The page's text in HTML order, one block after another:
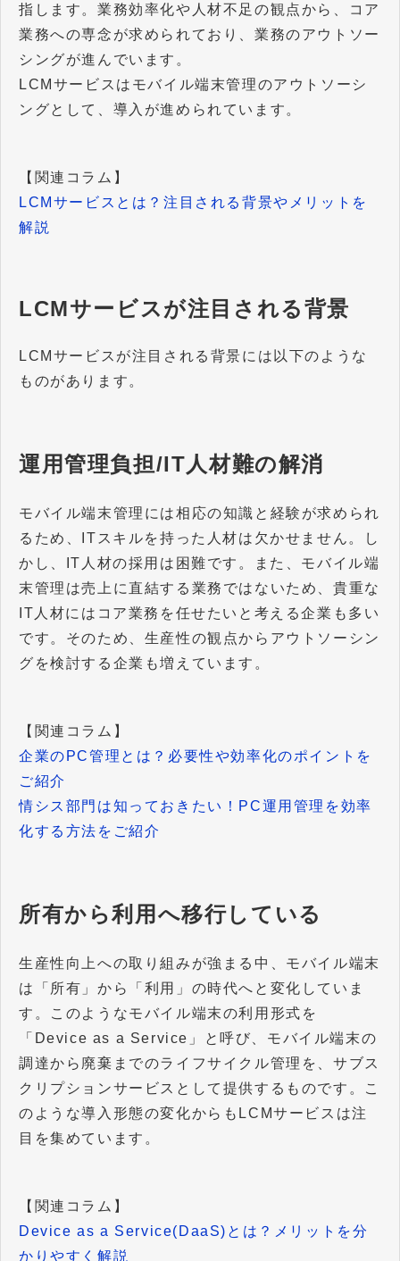
指します。業務効率化や人材不足の観点から、コア
業務への専念が求められており、業務のアウトソー
シングが進んでいます。
LCMサービスはモバイル端末管理のアウトソーシ
ングとして、導入が進められています。
【関連コラム】
LCMサービスとは？注目される背景やメリットを
解説
LCMサービスが注目される背景
LCMサービスが注目される背景には以下のような
ものがあります。
運用管理負担/IT人材難の解消
モバイル端末管理には相応の知識と経験が求められ
るため、ITスキルを持った人材は欠かせません。し
かし、IT人材の採用は困難です。また、モバイル端
末管理は売上に直結する業務ではないため、貴重な
IT人材にはコア業務を任せたいと考える企業も多い
です。そのため、生産性の観点からアウトソーシン
グを検討する企業も増えています。
【関連コラム】
企業のPC管理とは？必要性や効率化のポイントを
ご紹介
情シス部門は知っておきたい！PC運用管理を効率
化する方法をご紹介
所有から利用へ移行している
生産性向上への取り組みが強まる中、モバイル端末
は「所有」から「利用」の時代へと変化していま
す。このようなモバイル端末の利用形式を
「Device as a Service」と呼び、モバイル端末の
調達から廃棄までのライフサイクル管理を、サブス
クリプションサービスとして提供するものです。こ
のような導入形態の変化からもLCMサービスは注
目を集めています。
【関連コラム】
Device as a Service(DaaS)とは？メリットを分
かりやすく解説